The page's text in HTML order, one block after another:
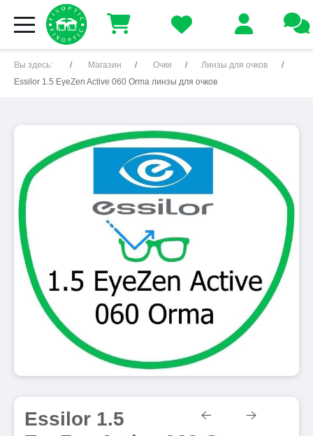
Вы здесь: Магазин Очки
Линзы для очков
Essilor 1.5 EyeZen Active 060 Orma линзы для очков
Essilor 1.5